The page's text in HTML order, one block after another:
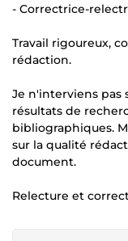
- Correctrice-
Travail rigoureux,
rédaction.
Je n'interviens pas
résultats de
bibliographiques.
sur la qualité
document.
Relecture et